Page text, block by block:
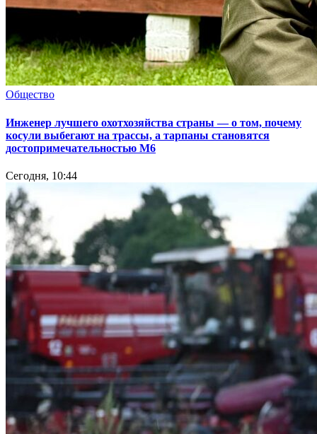
Общество
Инженер лучшего охотхозяйства страны — о том, почему
косули выбегают на трассы, а тарпаны становятся
достопримечательностью М6
Сегодня, 10:44